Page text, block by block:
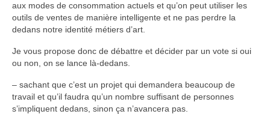
aux modes de consommation actuels et qu’on peut utiliser les
outils de ventes de manière intelligente et ne pas perdre la
dedans notre identité métiers d’art.
Je vous propose donc de débattre et décider par un vote si oui
ou non, on se lance là-dedans.
– sachant que c’est un projet qui demandera beaucoup de
travail et qu’il faudra qu’un nombre suffisant de personnes
s’impliquent dedans, sinon ça n’avancera pas.